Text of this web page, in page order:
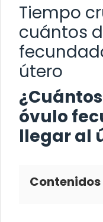
Tiempo
cuántos
útero
óvulo
llegar al
Contenidos